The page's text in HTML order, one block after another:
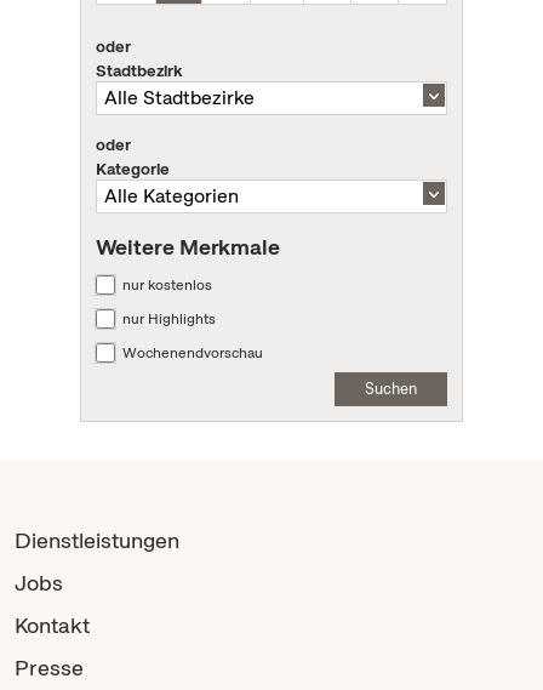
oder
Stadtbezirk
oder
Kategorie
Weitere Merkmale
nur kostenlos
nur Highlights
Wochenendvorschau
Suchen
Dienstleistungen
Jobs
Kontakt
Presse